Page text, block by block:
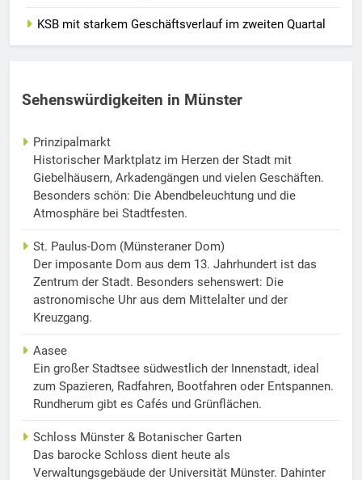
KSB mit starkem Geschäftsverlauf im zweiten Quartal
Sehenswürdigkeiten in Münster
Prinzipalmarkt
Historischer Marktplatz im Herzen der Stadt mit
Giebelhäusern, Arkadengängen und vielen Geschäften.
Besonders schön: Die Abendbeleuchtung und die
Atmosphäre bei Stadtfesten.
St. Paulus-Dom (Münsteraner Dom)
Der imposante Dom aus dem 13. Jahrhundert ist das
Zentrum der Stadt. Besonders sehenswert: Die
astronomische Uhr aus dem Mittelalter und der
Kreuzgang.
Aasee
Ein großer Stadtsee südwestlich der Innenstadt, ideal
zum Spazieren, Radfahren, Bootfahren oder Entspannen.
Rundherum gibt es Cafés und Grünflächen.
Schloss Münster & Botanischer Garten
Das barocke Schloss dient heute als
Verwaltungsgebäude der Universität Münster. Dahinter